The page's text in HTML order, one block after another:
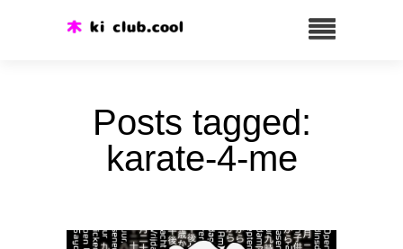
Posts tagged:
karate-4-me